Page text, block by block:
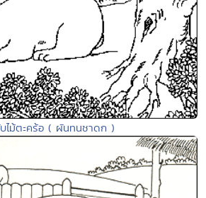
ไม้ตะคร้อ ( ผันทนชาดก )